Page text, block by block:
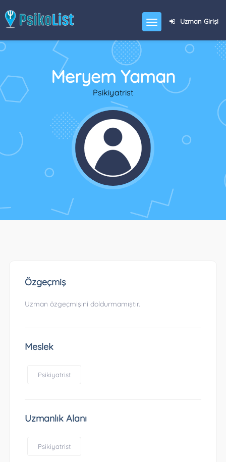
Uzman Girişi
Meryem Yaman
Psikiyatrist
Özgeçmiş
Uzman özgeçmişini doldurmamıştır.
Meslek
Psikiyatrist
Uzmanlık Alanı
Psikiyatrist